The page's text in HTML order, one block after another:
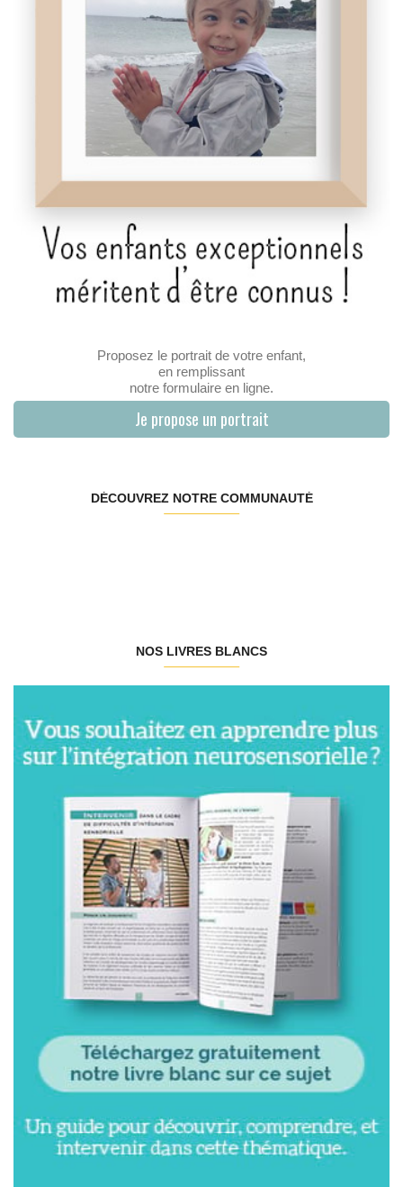
Proposez le portrait de votre enfant,
en remplissant
notre formulaire en ligne.
Je propose un portrait
DÉCOUVREZ NOTRE COMMUNAUTÉ
NOS LIVRES BLANCS